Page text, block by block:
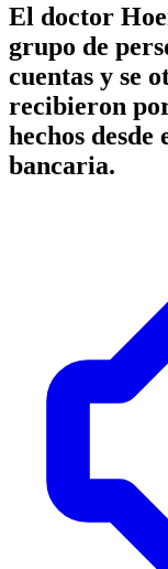
El doctor
grupo de
cuentas y se
recibieron
hechos desde
bancaria.